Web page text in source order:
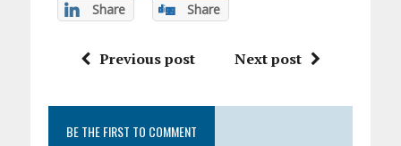
Share Share
Previous post Next post
BE THE FIRST TO COMMENT